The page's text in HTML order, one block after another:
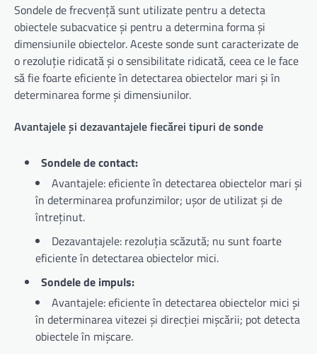
Sondele de frecvență sunt utilizate pentru a detecta
obiectele subacvatice și pentru a determina forma și
dimensiunile obiectelor. Aceste sonde sunt caracterizate de
o rezoluție ridicată și o sensibilitate ridicată, ceea ce le face
să fie foarte eficiente în detectarea obiectelor mari și în
determinarea forme și dimensiunilor.
Avantajele și dezavantajele fiecărei tipuri de sonde
Sondele de contact:
Avantajele: eficiente în detectarea obiectelor mari și
în determinarea profunzimilor; ușor de utilizat și de
întreținut.
Dezavantajele: rezoluția scăzută; nu sunt foarte
eficiente în detectarea obiectelor mici.
Sondele de impuls:
Avantajele: eficiente în detectarea obiectelor mici și
în determinarea vitezei și direcției mișcării; pot detecta
obiectele în mișcare.